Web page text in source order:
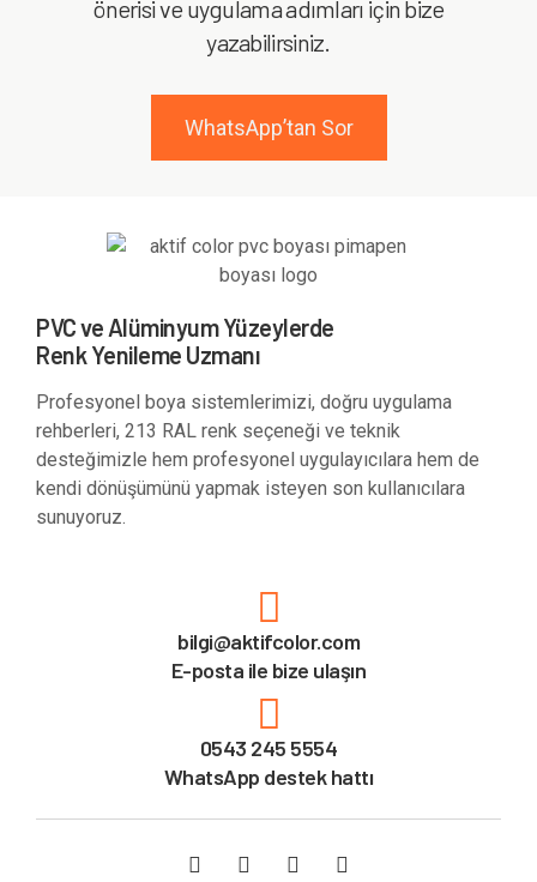
önerisi ve uygulama adımları için bize
yazabilirsiniz.
WhatsApp’tan Sor
PVC ve Alüminyum Yüzeylerde
Renk Yenileme Uzmanı
Profesyonel boya sistemlerimizi, doğru uygulama
rehberleri, 213 RAL renk seçeneği ve teknik
desteğimizle hem profesyonel uygulayıcılara hem de
kendi dönüşümünü yapmak isteyen son kullanıcılara
sunuyoruz.
bilgi@aktifcolor.com
E-posta ile bize ulaşın
0543 245 5554
WhatsApp destek hattı